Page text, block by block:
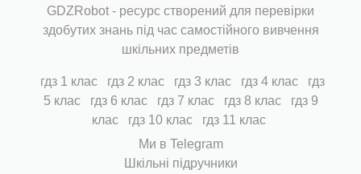
GDZRobot - ресурс створений для перевірки
здобутих знань під час самостійного вивчення
шкільних предметів
гдз 1 клас гдз 2 клас гдз 3 клас гдз 4 клас
гдз
5 клас
гдз 6 клас гдз 7 клас гдз 8 клас
гдз 9
клас
гдз 10 клас
гдз 11 клас
Ми в Telegram
Шкільні підручники